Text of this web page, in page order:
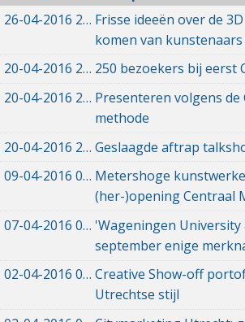
26-04-2016 26-04-2016 15:37
Frisse ideeën over de
komen van kunstenaars
20-04-2016 20-04-2016 20:52
250 bezoekers bij eerst
20-04-2016 20-04-2016 20:44
Presenteren volgens de
methode
20-04-2016 20-04-2016 20:29
Geslaagde aftrap
09-04-2016 09-04-2016 16:25
Metershoge
(her-)opening Centraal
07-04-2016 07-04-2016 10:30
'Wageningen University
september enige
02-04-2016 02-04-2016 06:59
Creative Show-off
Utrechtse stijl